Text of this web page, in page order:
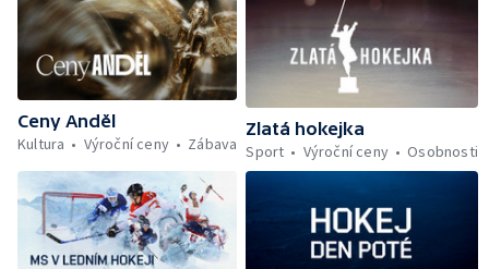
Ceny Anděl
Kultura
Výroční ceny Zábava
Zlatá hokejka
Sport
Výroční ceny Osobnosti